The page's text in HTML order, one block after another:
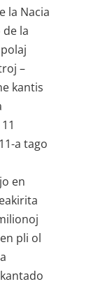
la Nacia
la
–
kantis
a tago
en
pli ol